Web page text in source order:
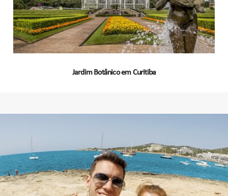
Jardim Botânico em Curitiba